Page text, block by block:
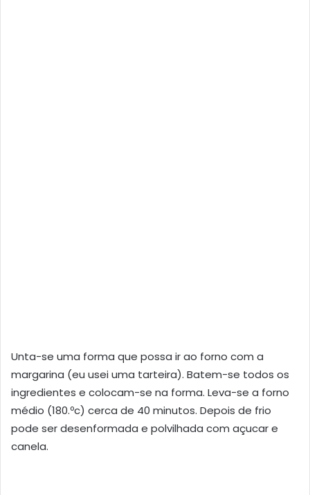
Unta-se uma forma que possa ir ao forno com a
margarina (eu usei uma tarteira). Batem-se todos os
ingredientes e colocam-se na forma. Leva-se a forno
médio (180.ºc) cerca de 40 minutos. Depois de frio
pode ser desenformada e polvilhada com açucar e
canela.